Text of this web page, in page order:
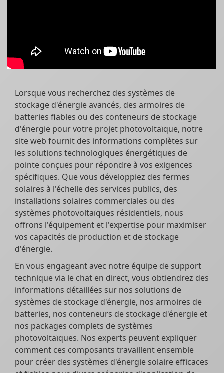
Lorsque vous recherchez des systèmes de
stockage d'énergie avancés, des armoires de
batteries fiables ou des conteneurs de stockage
d'énergie pour votre projet photovoltaïque, notre
site web fournit des informations complètes sur
les solutions technologiques énergétiques de
pointe conçues pour répondre à vos exigences
spécifiques. Que vous développiez des fermes
solaires à l'échelle des services publics, des
installations solaires commerciales ou des
systèmes photovoltaïques résidentiels, nous
offrons l'équipement et l'expertise pour maximiser
vos capacités de production et de stockage
d'énergie.
En vous engageant avec notre équipe de support
technique via le chat en direct, vous obtiendrez des
informations détaillées sur nos solutions de
systèmes de stockage d'énergie, nos armoires de
batteries, nos conteneurs de stockage d'énergie et
nos packages complets de systèmes
photovoltaïques. Nos experts peuvent expliquer
comment ces composants travaillent ensemble
pour créer des systèmes d'énergie solaire efficaces